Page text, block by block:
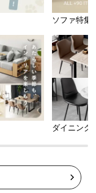
ソファ特集
ダイニング